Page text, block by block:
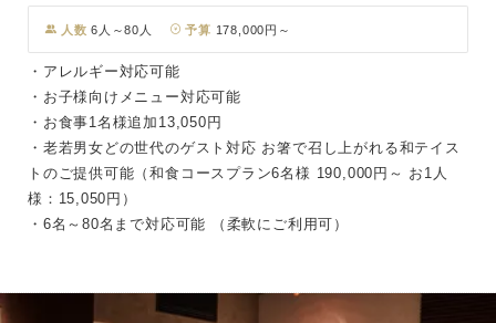
人数 6人～80人 予算 178,000円～
・アレルギー対応可能
・お子様向けメニュー対応可能
・お食事1名様追加13,050円
・老若男女どの世代のゲスト対応 お箸で召し上がれる和テイス
トのご提供可能（和食コースプラン6名様 190,000円～ お1人
様：15,050円）
・6名～80名まで対応可能 （柔軟にご利用可）